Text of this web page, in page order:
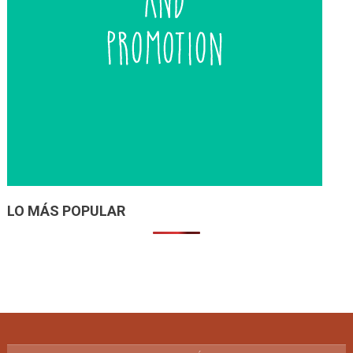
LO MÁS POPULAR